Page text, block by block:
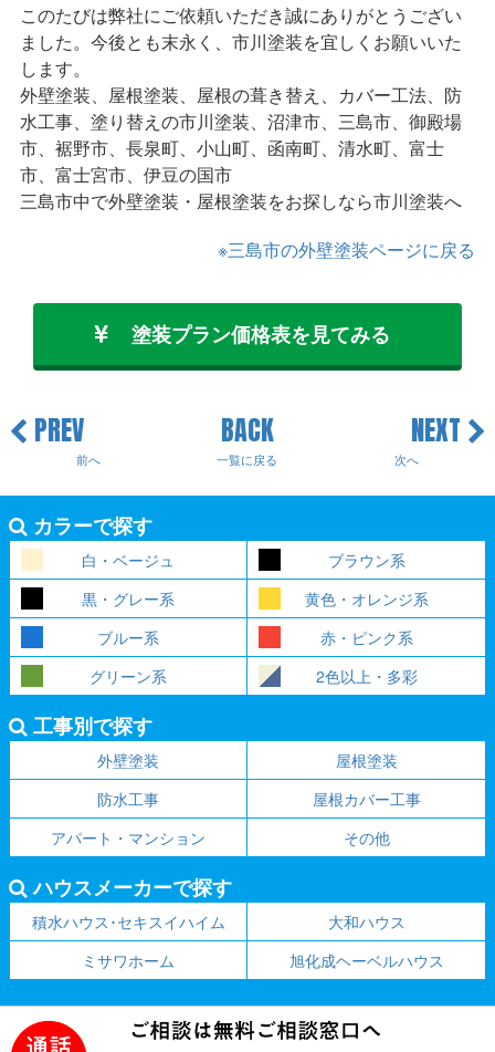
このたびは弊社にご依頼いただき誠にありがとうござい
ました。今後とも末永く、市川塗装を宜しくお願いいた
します。
外壁塗装、屋根塗装、屋根の葺き替え、カバー工法、防
水工事、塗り替えの市川塗装、沼津市、三島市、御殿場
市、裾野市、長泉町、小山町、函南町、清水町、富士
市、富士宮市、伊豆の国市
三島市中で外壁塗装・屋根塗装をお探しなら市川塗装へ
※三島市の外壁塗装ページに戻る
塗装プラン価格表を見てみる
PREV
前へ
BACK
一覧に戻る
NEXT
次へ
カラーで探す
白・ベージュ
ブラウン系
黒・グレー系
黄色・オレンジ系
ブルー系
赤・ピンク系
グリーン系
2色以上・多彩
工事別で探す
外壁塗装
屋根塗装
防水工事
屋根カバー工事
アパート・マンション
その他
ハウスメーカーで探す
積水ハウス･セキスイハイム
大和ハウス
ミサワホーム
旭化成ヘーベルハウス